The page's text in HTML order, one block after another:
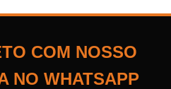
COM NOSSO
NO WHATSAPP